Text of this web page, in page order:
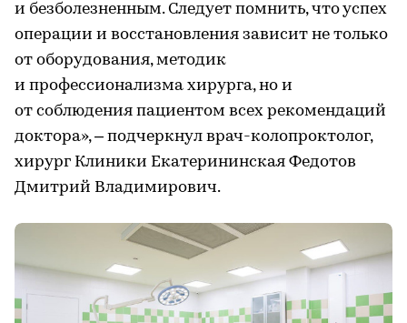
и безболезненным. Следует помнить, что успех
операции и восстановления зависит не только
от оборудования, методик
и профессионализма хирурга, но и
от соблюдения пациентом всех рекомендаций
доктора», ‒ подчеркнул врач-колопроктолог,
хирург Клиники Екатерининская Федотов
Дмитрий Владимирович.